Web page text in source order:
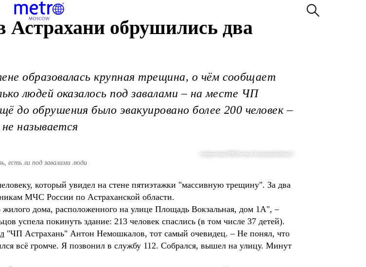
Астрахани обрушились два
образовалась крупная трещина, о чём сообщает
людей оказалось под завалами – на месте ЧП
обрушения было эвакуировано более 200 человек –
называется
телеграм-канал МЧС России по Астраханской области
есть ли под завалами люди
который увидел на стене пятиэтажки "массивную трещину". За два
МЧС России по Астраханской области.
дома, расположенного на улице Площадь Вокзальная, дом 1А", –
успела покинуть здание: 213 человек спаслись (в том числе 37 детей).
"ЧП Астрахань" Антон Немошкалов, тот самый очевидец. – Не понял, что
всё громче. Я позвонил в службу 112. Собрался, вышел на улицу. Минут